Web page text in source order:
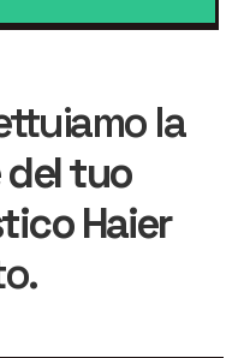
la
del tuo
Haier